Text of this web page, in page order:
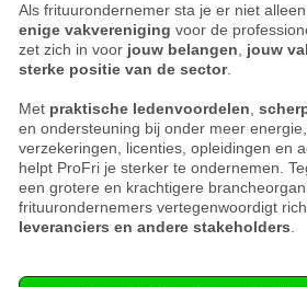
Als frituurondernemer sta je er niet
enige vakvereniging voor de
zet zich in voor jouw belangen jouw
sterke positie van de sector.
Met praktische ledenvoordelen
en ondersteuning bij onder meer
verzekeringen, licenties, opleidingen en
helpt ProFri je sterker te ondernemen.
een grotere en krachtigere
frituurondernemers vertegenwoordigt
leveranciers en andere stakeholders